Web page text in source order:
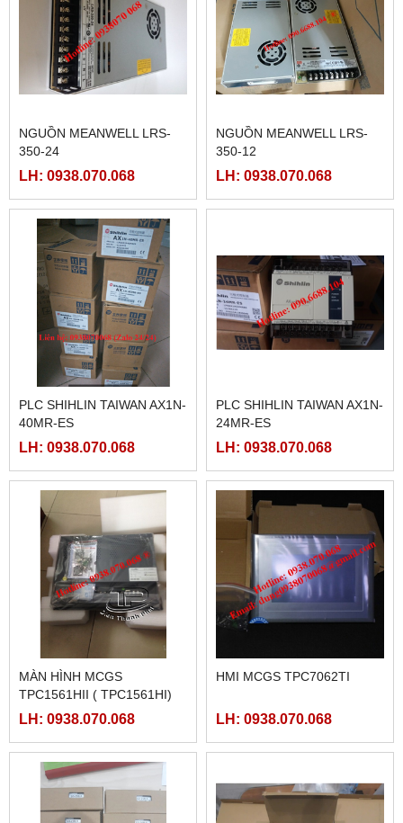
NGUỒN MEANWELL LRS-
350-24
LH: 0938.070.068
NGUỒN MEANWELL LRS-
350-12
LH: 0938.070.068
PLC SHIHLIN TAIWAN AX1N-
40MR-ES
LH: 0938.070.068
PLC SHIHLIN TAIWAN AX1N-
24MR-ES
LH: 0938.070.068
MÀN HÌNH MCGS
TPC1561HII ( TPC1561HI)
LH: 0938.070.068
HMI MCGS TPC7062TI
LH: 0938.070.068